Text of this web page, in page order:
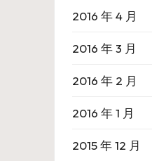
2016 年 4 月
2016 年 3 月
2016 年 2 月
2016 年 1 月
2015 年 12 月